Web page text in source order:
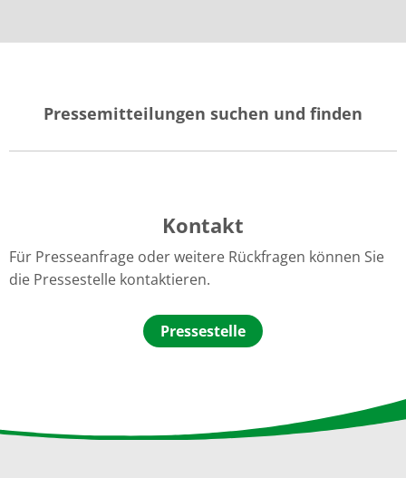
Pressemitteilungen suchen und finden
Kontakt
Für Presseanfrage oder weitere Rückfragen können Sie
die Pressestelle kontaktieren.
Pressestelle